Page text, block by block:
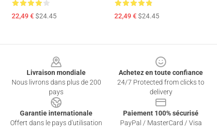
22,49 €$24.45 22,49 €$24.45
Livraison mondiale
Nous livrons dans plus de 200
pays
Achetez en toute confiance
24/7 Protected from clicks to
delivery
Garantie internationale
Offert dans le pays d'utilisation
Paiement 100% sécurisé
PayPal / MasterCard / Visa